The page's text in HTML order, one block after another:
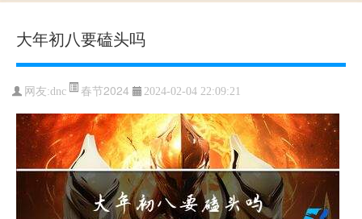
大年初八要磕头吗
网友:dnc 春节2024 2024-02-04 22:09:21